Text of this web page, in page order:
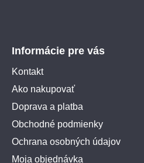
Informácie pre vás
Kontakt
Ako nakupovať
Doprava a platba
Obchodné podmienky
Ochrana osobných údajov
Moja objednávka